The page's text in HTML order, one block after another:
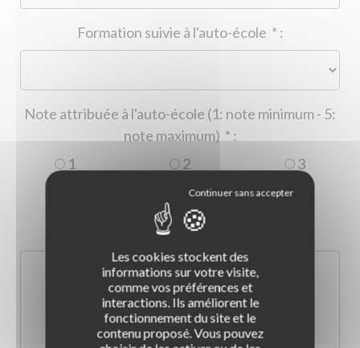
* :
Note attribuée à l'auto-école (1: note minimum - 5:
* :
1
2
3
5
Les cookies stockent des
informations sur votre visite,
comme vos préférences et
interactions. Ils améliorent le
fonctionnement du site et le
contenu proposé. Vous pouvez